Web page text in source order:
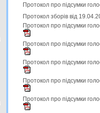
Протокол про підсумки
Протокол зборів від
Протокол про підсумки
Протокол про підсумки
Протокол про підсумки
Протокол про підсумки
Протокол про підсумки